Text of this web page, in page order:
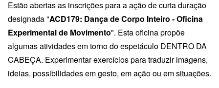
Estão abertas as inscrições para a ação de curta duração
designada "ACD179: Dança de Corpo Inteiro - Oficina
Experimental de Movimento". Esta oficina propõe
algumas atividades em torno do espetáculo DENTRO DA
CABEÇA. Experimentar exercícios para traduzir imagens,
ideias, possibilidades em gesto, em ação ou em situações.